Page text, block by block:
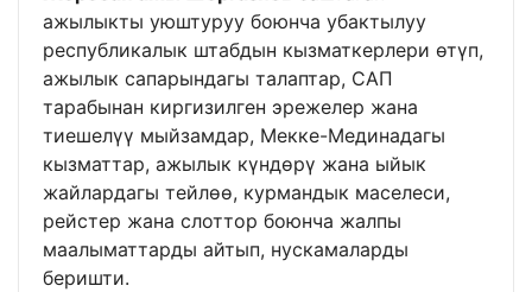
ажылыкты уюштуруу боюнча убактылуу
республикалык штабдын кызматкерлери өтүп,
ажылык сапарындагы талаптар, САП
тарабынан киргизилген эрежелер жана
тиешелүү мыйзамдар, Мекке-Мединадагы
кызматтар, ажылык күндөрү жана ыйык
жайлардагы тейлөө, курмандык маселеси,
рейстер жана слоттор боюнча жалпы
маалыматтарды айтып, нускамаларды
беришти.